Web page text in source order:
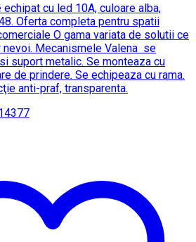
cu led 10A, culoare alba,
Oferta completa pentru spatii
O gama variata de solutii ce
nevoi. Mecanismele Valena se
suport metalic. Se monteaza cu
de prindere. Se echipeaza cu rama.
anti-praf, transparenta.